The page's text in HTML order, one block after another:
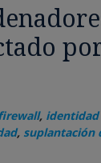
, identidad
, suplantación